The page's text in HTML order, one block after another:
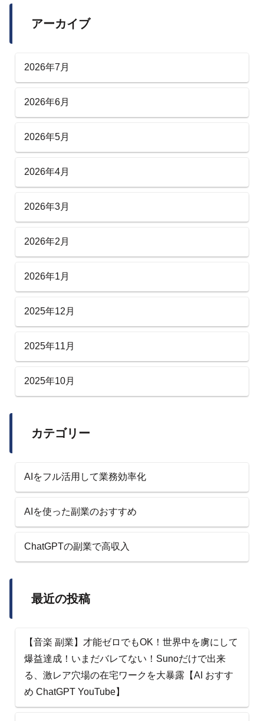
アーカイブ
2026年7月
2026年6月
2026年5月
2026年4月
2026年3月
2026年2月
2026年1月
2025年12月
2025年11月
2025年10月
カテゴリー
AIをフル活用して業務効率化
AIを使った副業のおすすめ
ChatGPTの副業で高収入
最近の投稿
【音楽 副業】才能ゼロでもOK！世界中を虜にして
爆益達成！いまだバレてない！Sunoだけで出来
る、激レア穴場の在宅ワークを大暴露【AI おすす
め ChatGPT YouTube】